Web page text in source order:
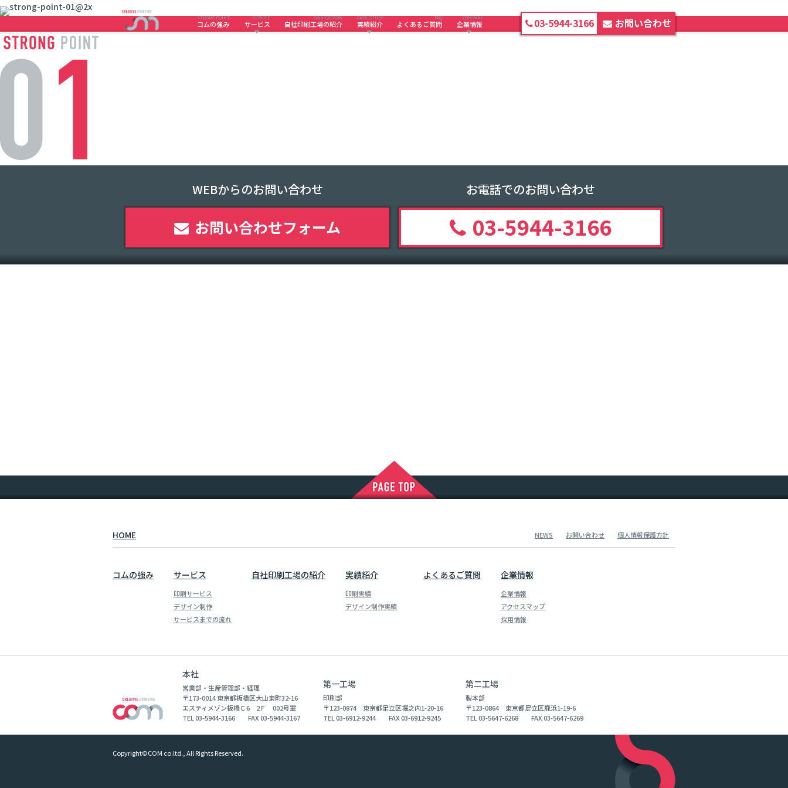
STRONG POINT
コムの強み
SERVICE
サービス
OWN FACTORY
自社印刷工場の紹介
CASE STUDY
実績紹介
FAQ
よくあるご質問
COMPANY
企業情報 03-5944-3166 お問い合わせ
ホーム strong-point-01@2x
WEBからのお問い合わせ
お問い合わせフォーム
お電話でのお問い合わせ
03-5944-3166
HOME NEWS お問い合わせ 個人情報保護方針
コムの強み サービス
印刷サービス
デザイン制作
サービスまでの流れ
自社印刷工場の紹介 実績紹介
印刷実績
デザイン制作実績
よくあるご質問 企業情報
企業情報
アクセスマップ
採用情報
本社
営業部・生産管理部・経理
〒173-0014 東京都板橋区大山東町32-16
エスティメゾン板橋Ｃ6 2Ｆ 002号室
TEL 03-5944-3166 FAX 03-5944-3167
第一工場
印刷部
〒123-0874 東京都足立区堀之内1-20-16
TEL 03-6912-9244 FAX 03-6912-9245
第二工場
製本部
〒123-0864 東京都足立区鹿浜1-19-6
TEL 03-5647-6268 FAX 03-5647-6269
Copyright©COM co.ltd., All Rights Reserved.